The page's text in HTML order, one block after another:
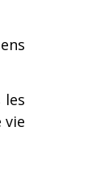
les
vie